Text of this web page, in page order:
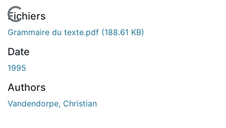
En cours de chargement...
Fichiers
Grammaire du texte.pdf (188.61 KB)
Date
1995
Authors
Vandendorpe, Christian